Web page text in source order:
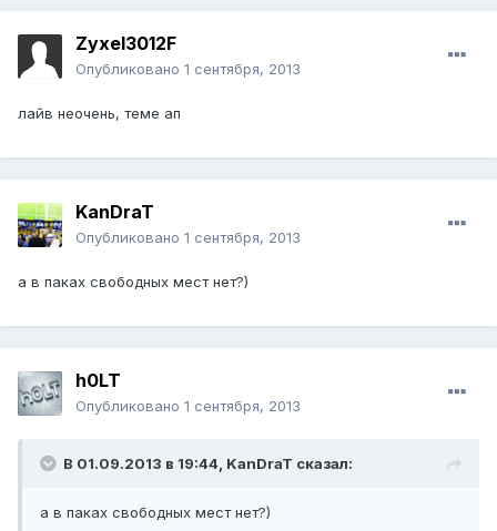
Zyxel3012F
Опубликовано 1 сентября, 2013
лайв неочень, теме ап
KanDraT
Опубликовано 1 сентября, 2013
а в паках свободных мест нет?)
h0LT
Опубликовано 1 сентября, 2013
В 01.09.2013 в 19:44, KanDraT сказал:
а в паках свободных мест нет?)